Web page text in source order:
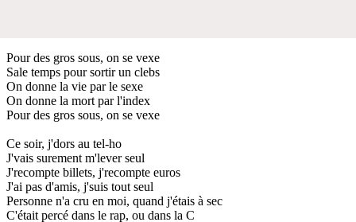
Pour des gros sous, on se vexe
Sale temps pour sortir un clebs
On donne la vie par le sexe
On donne la mort par l'index
Pour des gros sous, on se vexe
Ce soir, j'dors au tel-ho
J'vais surement m'lever seul
J'recompte billets, j'recompte euros
J'ai pas d'amis, j'suis tout seul
Personne n'a cru en moi, quand j'étais à sec
C'était percé dans le rap, ou dans la C